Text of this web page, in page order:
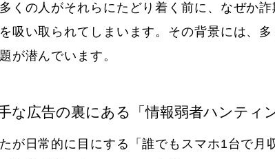
くの人がそれらにたどり着く前に、なぜか
吸い取られてしまいます。その背景には、
が潜んでいます。
な広告の裏にある「情報弱者ハンティ
が日常的に目にする「誰でもスマホ1台で月